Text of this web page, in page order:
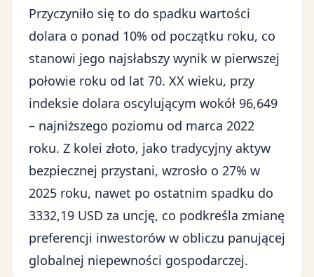
Przyczyniło się to do spadku wartości
dolara o ponad 10% od początku roku, co
stanowi jego najsłabszy wynik w pierwszej
połowie roku od lat 70. XX wieku, przy
indeksie dolara oscylującym wokół 96,649
– najniższego poziomu od marca 2022
roku. Z kolei złoto, jako tradycyjny aktyw
bezpiecznej przystani, wzrosło o 27% w
2025 roku, nawet po ostatnim spadku do
3332,19 USD za uncję, co podkreśla zmianę
preferencji inwestorów w obliczu panującej
globalnej niepewności gospodarczej.